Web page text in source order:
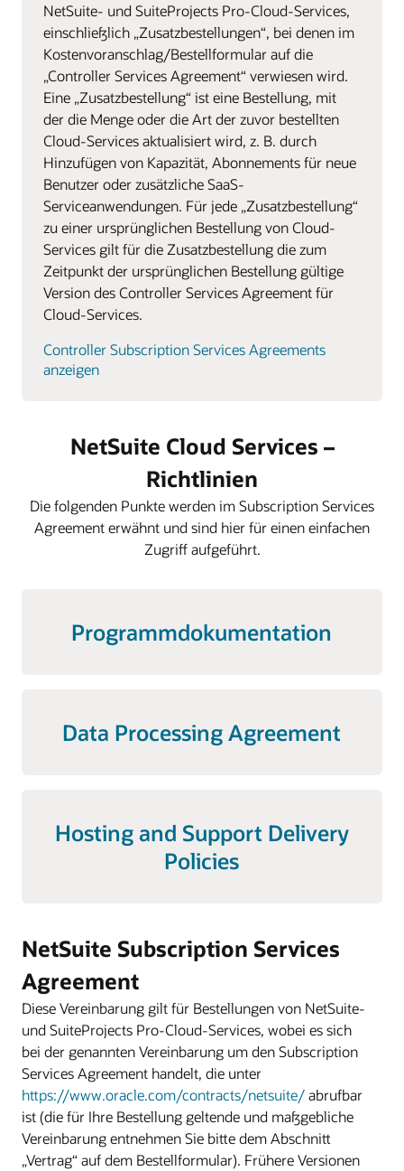
NetSuite- und SuiteProjects Pro-Cloud-Services,
einschließlich „Zusatzbestellungen“, bei denen im
Kostenvoranschlag/Bestellformular auf die
„Controller Services Agreement“ verwiesen wird.
Eine „Zusatzbestellung“ ist eine Bestellung, mit
der die Menge oder die Art der zuvor bestellten
Cloud-Services aktualisiert wird, z. B. durch
Hinzufügen von Kapazität, Abonnements für neue
Benutzer oder zusätzliche SaaS-
Serviceanwendungen. Für jede „Zusatzbestellung“
zu einer ursprünglichen Bestellung von Cloud-
Services gilt für die Zusatzbestellung die zum
Zeitpunkt der ursprünglichen Bestellung gültige
Version des Controller Services Agreement für
Cloud-Services.
Controller Subscription Services Agreements
anzeigen
NetSuite Cloud Services –
Richtlinien
Die folgenden Punkte werden im Subscription Services
Agreement erwähnt und sind hier für einen einfachen
Zugriff aufgeführt.
Programmdokumentation
Data Processing Agreement
Hosting and Support Delivery
Policies
NetSuite Subscription Services
Agreement
Diese Vereinbarung gilt für Bestellungen von NetSuite-
und SuiteProjects Pro-Cloud-Services, wobei es sich
bei der genannten Vereinbarung um den Subscription
Services Agreement handelt, die unter
https://www.oracle.com/contracts/netsuite/abrufbar
ist (die für Ihre Bestellung geltende und maßgebliche
Vereinbarung entnehmen Sie bitte dem Abschnitt
„Vertrag“ auf dem Bestellformular). Frühere Versionen